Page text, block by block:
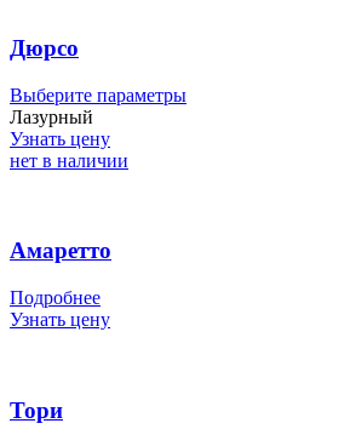
Дюрсо
Выберите параметрыЭтот
Лазурный
Узнать цену
нет в наличии
Амаретто
Подробнее
Узнать цену
Тори